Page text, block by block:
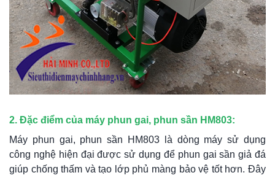
2. Đặc điểm của máy phun gai, phun sần HM803:
Máy phun gai, phun sần HM803 là dòng máy sử dụng
công nghệ hiện đại được sử dụng để phun gai sần giả đá
giúp chống thấm và tạo lớp phủ màng bảo vệ tốt hơn. Đây